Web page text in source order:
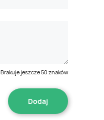
Brakuje jeszcze50 znaków